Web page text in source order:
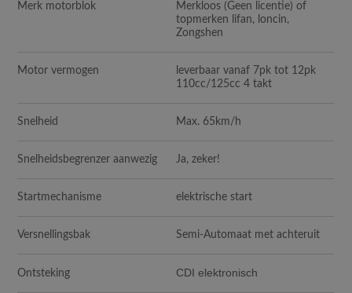
Merk motorblok
Merkloos (Geen licentie) of
topmerken lifan, loncin,
Zongshen
Motor vermogen
leverbaar vanaf 7pk tot 12pk
110cc/125cc 4 takt
Snelheid Max. 65km/h
Snelheidsbegrenzer aanwezig Ja, zeker!
Startmechanisme elektrische start
Versnellingsbak Semi-Automaat met achteruit
Ontsteking CDI elektronisch